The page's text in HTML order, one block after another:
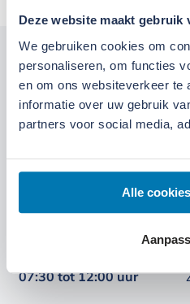
Deze website maakt gebruik
We gebruiken cookies om
personaliseren, om functies
en om ons websiteverkeer te
informatie over uw gebruik
partners voor social media,
Alle
Kom langs bij onze
Locatie EdeLocatie
We zijn gevestigd aan de
07:30 tot 12:00 uur